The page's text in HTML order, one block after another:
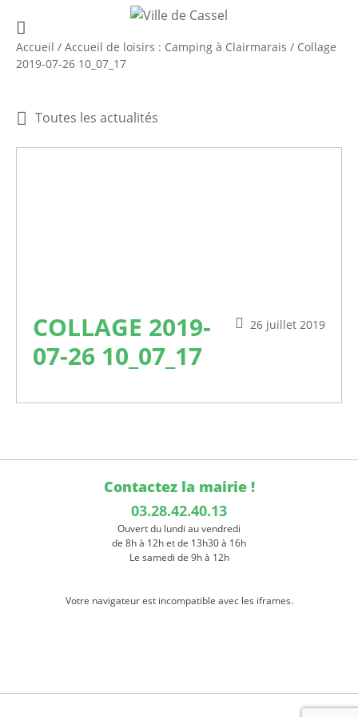
Accueil / Accueil de loisirs : Camping à Clairmarais / Collage
2019-07-26 10_07_17
Toutes les actualités
26 juillet 2019
COLLAGE 2019-
07-26 10_07_17
Contactez la mairie !
03.28.42.40.13
Ouvert du lundi au vendredi
de 8h à 12h et de 13h30 à 16h
Le samedi de 9h à 12h
Votre navigateur est incompatible avec les iframes.